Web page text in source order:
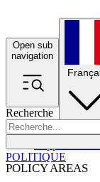
Open sub
navigation
Recherche
POLICY AREAS
POLITIQUE